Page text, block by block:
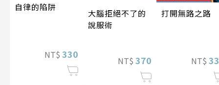
自律的陷阱
NT$ 330
大腦拒絕不了的
說服術
NT$ 370
打開無路之路
NT$